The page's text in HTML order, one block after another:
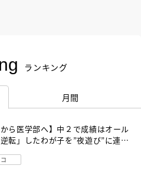
ランキング
月間
から医学部へ】中２で成績はオール
転」したわが子を”夜遊び”に連れ